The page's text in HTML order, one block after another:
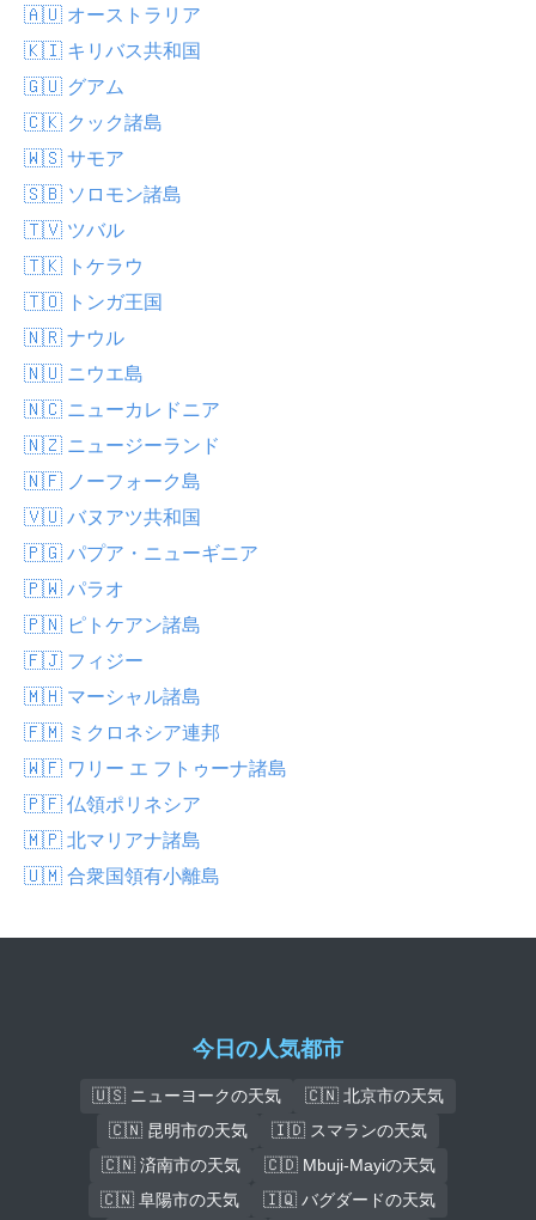
🇦🇺 オーストラリア
🇰🇮 キリバス共和国
🇬🇺 グアム
🇨🇰 クック諸島
🇼🇸 サモア
🇸🇧 ソロモン諸島
🇹🇻 ツバル
🇹🇰 トケラウ
🇹🇴 トンガ王国
🇳🇷 ナウル
🇳🇺 ニウエ島
🇳🇨 ニューカレドニア
🇳🇿 ニュージーランド
🇳🇫 ノーフォーク島
🇻🇺 バヌアツ共和国
🇵🇬 パプア・ニューギニア
🇵🇼 パラオ
🇵🇳 ピトケアン諸島
🇫🇯 フィジー
🇲🇭 マーシャル諸島
🇫🇲 ミクロネシア連邦
🇼🇫 ワリー エ フトゥーナ諸島
🇵🇫 仏領ポリネシア
🇲🇵 北マリアナ諸島
🇺🇲 合衆国領有小離島
今日の人気都市
🇺🇸 ニューヨークの天気
🇨🇳 北京市の天気
🇨🇳 昆明市の天気
🇮🇩 スマランの天気
🇨🇳 済南市の天気
🇨🇩 Mbuji-Mayiの天気
🇨🇳 阜陽市の天気
🇮🇶 バグダードの天気